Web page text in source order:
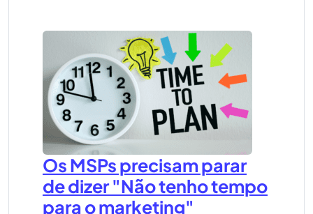
Os MSPs precisam parar
de dizer "Não tenho tempo
para o marketing"